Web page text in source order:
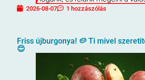
2026-08-07 1 hozzászólás
Friss újburgonya! 🥔 Ti mivel
😊